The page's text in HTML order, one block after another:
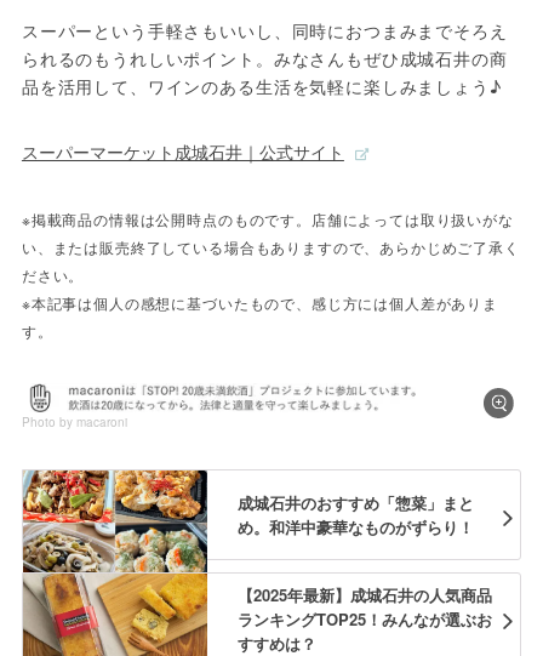
スーパーという手軽さもいいし、同時におつまみまでそろえ
られるのもうれしいポイント。みなさんもぜひ成城石井の商
品を活用して、ワインのある生活を気軽に楽しみましょう♪
スーパーマーケット成城石井｜公式サイト
※掲載商品の情報は公開時点のものです。店舗によっては取り扱いがな
い、または販売終了している場合もありますので、あらかじめご了承く
ださい。
※本記事は個人の感想に基づいたもので、感じ方には個人差がありま
す。
Photo by macaroni
成城石井のおすすめ「惣菜」まと
め。和洋中豪華なものがずらり！
【2025年最新】成城石井の人気商品
ランキングTOP25！みんなが選ぶお
すすめは？